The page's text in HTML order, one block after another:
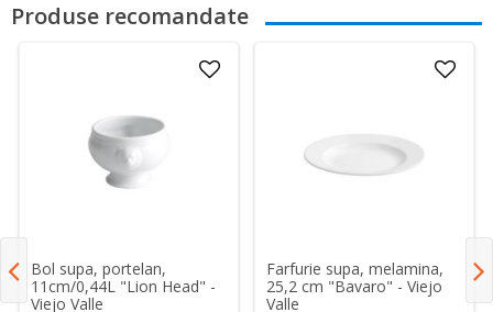
Produse recomandate
Bol supa, portelan,
11cm/0,44L "Lion Head" -
Viejo Valle
Farfurie supa, melamina,
25,2 cm "Bavaro" - Viejo
Valle